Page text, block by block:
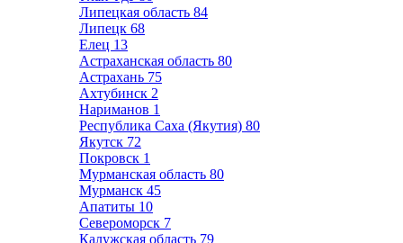
Липецкая область 84
Липецк 68
Елец 13
Астраханская область 80
Астрахань 75
Ахтубинск 2
Нариманов 1
Республика Саха (Якутия) 80
Якутск 72
Покровск 1
Мурманская область 80
Мурманск 45
Апатиты 10
Североморск 7
Калужская область 79